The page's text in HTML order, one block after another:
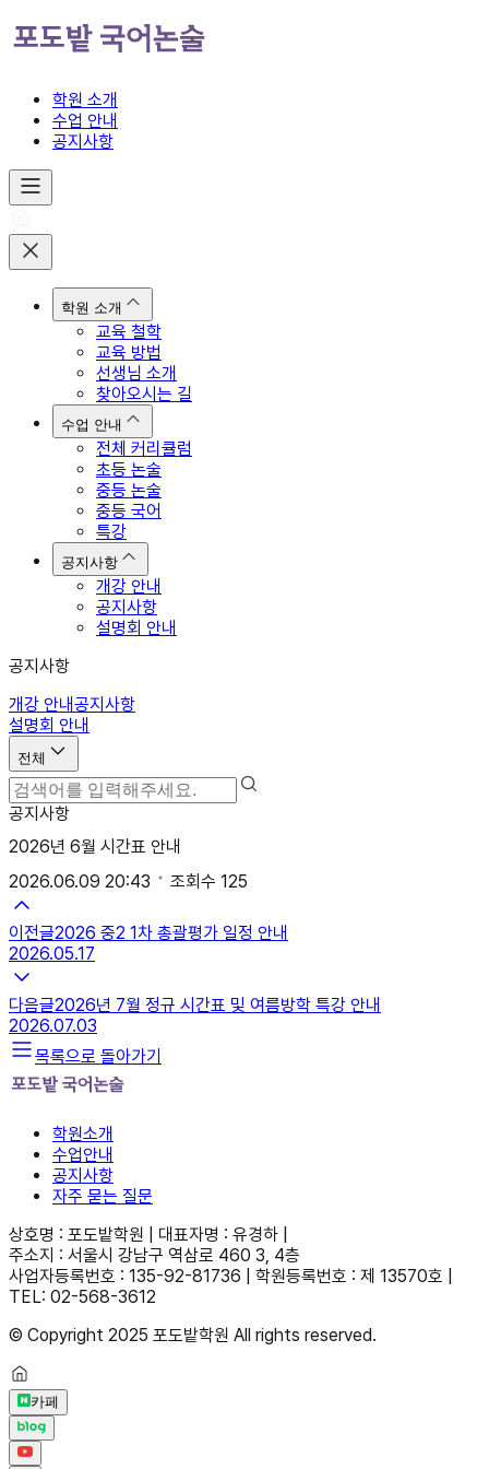
학원 소개
수업 안내
공지사항
학원 소개
교육 철학
교육 방법
선생님 소개
찾아오시는 길
수업 안내
전체 커리큘럼
초등 논술
중등 논술
중등 국어
특강
공지사항
개강 안내
공지사항
설명회 안내
공지사항
개강 안내공지사항
설명회 안내
전체
공지사항
2026년 6월 시간표 안내
2026.06.09 20:43
조회수 125
이전글2026 중2 1차 총괄평가 일정 안내
2026.05.17
다음글2026년 7월 정규 시간표 및 여름방학 특강 안내
2026.07.03
목록으로 돌아가기
학원소개
수업안내
공지사항
자주 묻는 질문
상호명 : 포도밭학원 | 대표자명 : 유경하 |
주소지 : 서울시 강남구 역삼로 460 3, 4층
사업자등록번호 : 135-92-81736 | 학원등록번호 : 제 13570호 |
TEL: 02-568-3612
© Copyright 2025 포도밭학원 All rights reserved.
카페